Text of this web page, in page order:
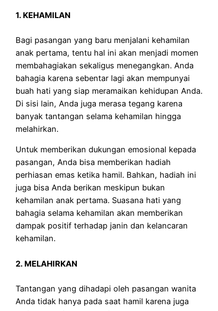
1. KEHAMILAN
Bagi pasangan yang baru menjalani kehamilan
anak pertama, tentu hal ini akan menjadi momen
membahagiakan sekaligus menegangkan. Anda
bahagia karena sebentar lagi akan mempunyai
buah hati yang siap meramaikan kehidupan Anda.
Di sisi lain, Anda juga merasa tegang karena
banyak tantangan selama kehamilan hingga
melahirkan.
Untuk memberikan dukungan emosional kepada
pasangan, Anda bisa memberikan hadiah
perhiasan emas ketika hamil. Bahkan, hadiah ini
juga bisa Anda berikan meskipun bukan
kehamilan anak pertama. Suasana hati yang
bahagia selama kehamilan akan memberikan
dampak positif terhadap janin dan kelancaran
kehamilan.
2. MELAHIRKAN
Tantangan yang dihadapi oleh pasangan wanita
Anda tidak hanya pada saat hamil karena juga